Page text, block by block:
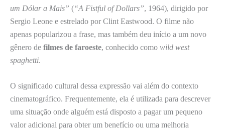
um Dólar a Mais” (“A Fistful of Dollars”, 1964), dirigido por
Sergio Leone e estrelado por Clint Eastwood. O filme não
apenas popularizou a frase, mas também deu início a um novo
gênero de filmes de faroeste, conhecido como wild west
spaghetti.
O significado cultural dessa expressão vai além do contexto
cinematográfico. Frequentemente, ela é utilizada para descrever
uma situação onde alguém está disposto a pagar um pequeno
valor adicional para obter um benefício ou uma melhoria